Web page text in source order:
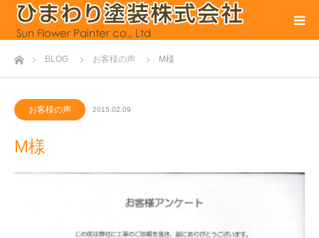
ホームBLOG お客様の声 M様
お客様の声 2015.02.09
M様